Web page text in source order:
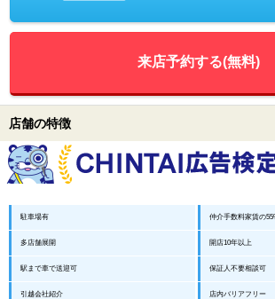
来店予約する(無料)
店舗の特徴
駐車場有 仲介手数料家賃の
多店舗展開 開店10年以上
駅まで車で送迎可 保証人不要相談可
引越会社紹介 店内バリアフリー